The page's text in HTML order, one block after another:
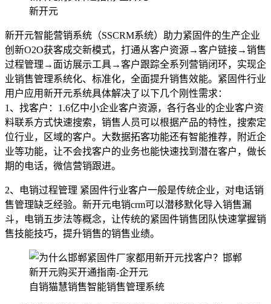
新开元
新开元智能营销系统（SSCRM系统）助力紧固件的生产企业
创新O2O获客成交新模式，打通从客户资源→客户链接→销售
过程管理→面访展示工具→客户跟踪全系列营销闭环，实现企
业销售管理系统化、标准化，全面提升销售效能。紧固件行业
用户应用新开元系统具体解决了以下几个刚性需求：
1、找客户：1.6亿中小企业客户资源，各行各业的企业客户资
料联系方式快速搜索，销售人员可以根据产品的特性，搜索定
位行业，区域的客户。大数据拓客功能还有智能推荐，附近企
业等功能，让不会找客户的业务也能快速找到潜在客户，做长
期的电话，微信营销跟进。
2、电销过程管理 紧固件行业客户一般是传统企业，对电话销
售管理缺乏经验。新开元电销crm可以潜移默化导入销售漏
斗，电销五步法等概念，让传统的紧固件销售团队快速掌握销
售技能技巧，提升销售的销售业绩。
自销猫慧销售智能销售管理系统